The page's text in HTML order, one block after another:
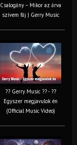
Csalogány – Mikor az árva
szívem fáj | Gerry Music
?? Gerry Music ?? - ??
Egyszer megjavulok én
(Official Music Video)